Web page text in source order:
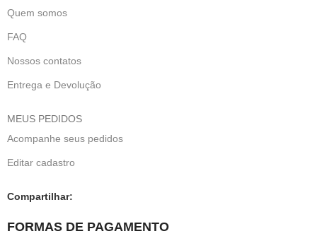
Quem somos
FAQ
Nossos contatos
Entrega e Devolução
MEUS PEDIDOS
Acompanhe seus pedidos
Editar cadastro
Compartilhar:
FORMAS DE PAGAMENTO